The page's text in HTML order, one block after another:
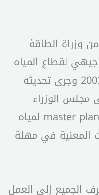
وزراة الطاقة
لقطاع المياه
الذي تمّ إعداده في العام 2003 وجرى تحديثه
على مجلس الوزراء
لإقراره. والطلب منها وضع master plan لمياه
المعنية في مهلة
الجميع إلى العمل